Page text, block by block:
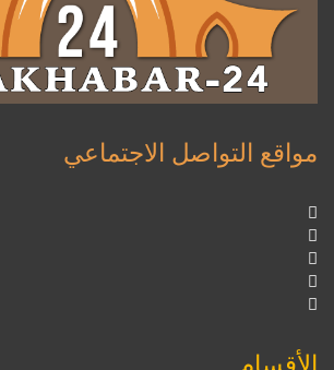
مواقع التواصل الاجتماعي